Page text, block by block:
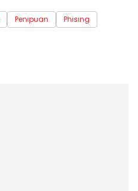
Penipuan Phising